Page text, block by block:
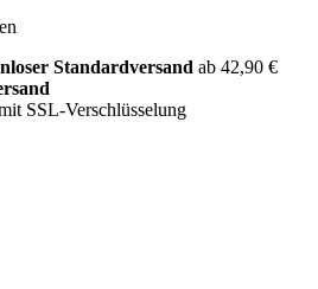
Standardversand ab 42,90 €
SSL-Verschlüsselung